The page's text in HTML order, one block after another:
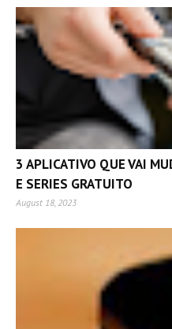
3 APLICATIVO QUE VAI
E SERIES GRATUITO
August 18, 2023